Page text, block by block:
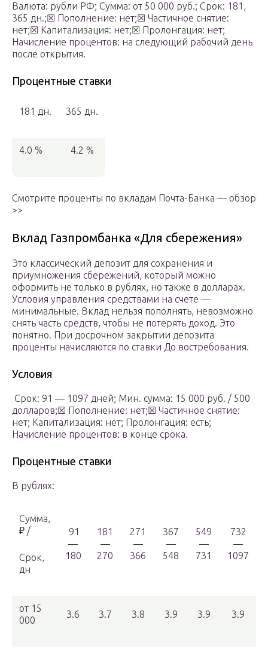
Валюта: рубли РФ; Сумма: от 50 000 руб.; Срок: 181,
365 дн.;☒ Пополнение: нет;☒ Частичное снятие:
нет;☒ Капитализация: нет;☒ Пролонгация: нет;
Начисление процентов: на следующий рабочий день
после открытия.
Процентные ставки
181 дн. 365 дн.
4.0 % 4.2 %
Смотрите проценты по вкладам Почта-Банка — обзор
>>
Вклад Газпромбанка «Для сбережения»
Это классический депозит для сохранения и
приумножения сбережений, который можно
оформить не только в рублях, но также в долларах.
Условия управления средствами на счете —
минимальные. Вклад нельзя пополнять, невозможно
снять часть средств, чтобы не потерять доход. Это
понятно. При досрочном закрытии депозита
проценты начисляются по ставки До востребования.
Условия
Срок: 91 — 1097 дней; Мин. сумма: 15 000 руб. / 500
долларов;☒ Пополнение: нет;☒ Частичное снятие:
нет; Капитализация: нет; Пролонгация: есть;
Начисление процентов: в конце срока.
Процентные ставки
В рублях:
Сумма,
₽ /
Срок,
дн
91
—
180
181
—
270
271
—
366
367
—
548
549
—
731
732
—
1097
от 15
000
3.6 3.7 3.8 3.9 3.9 3.9